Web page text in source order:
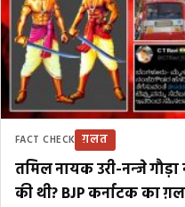
FACT CHECK ग़लत
तमिल नायक उरी-नन्जे गौड़ा
की थी? BJP कर्नाटक का